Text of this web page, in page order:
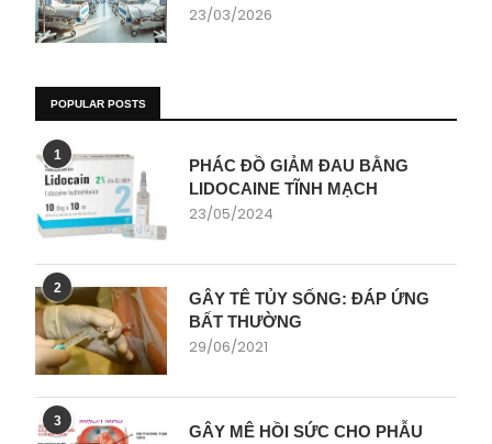
23/03/2026
POPULAR POSTS
1
PHÁC ĐỒ GIẢM ĐAU BẰNG
LIDOCAINE TĨNH MẠCH
23/05/2024
2
GÂY TÊ TỦY SỐNG: ĐÁP ỨNG
BẤT THƯỜNG
29/06/2021
3
GÂY MÊ HỒI SỨC CHO PHẪU